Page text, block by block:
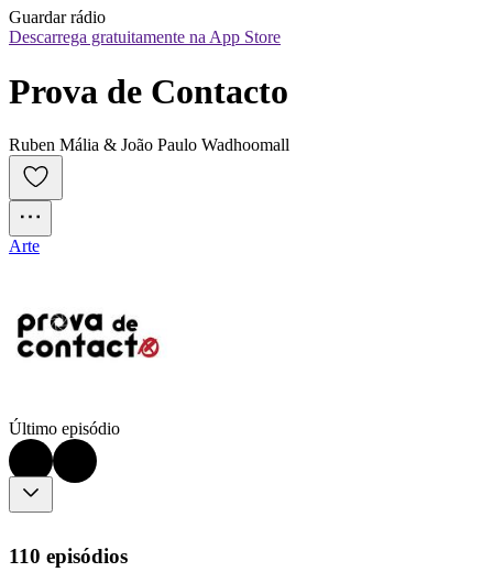
Guardar rádio
Descarrega gratuitamente na App Store
Prova de Contacto
Ruben Mália & João Paulo Wadhoomall
Arte
Último episódio
110 episódios